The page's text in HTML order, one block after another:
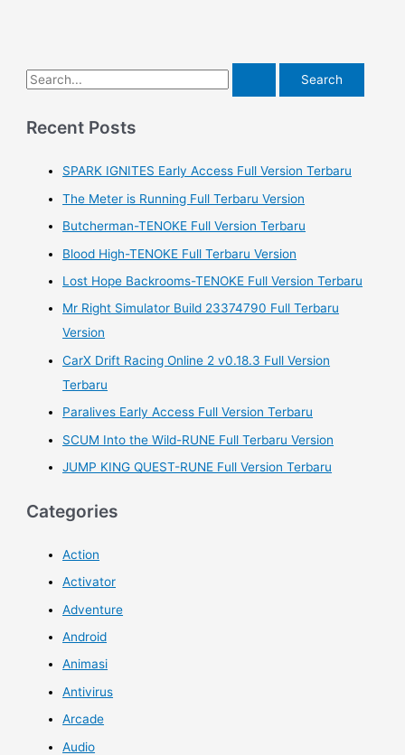
S
a
Recent Posts
SPARK IGNITES Early Access Full Version Terbaru
The Meter is Running Full Terbaru Version
Butcherman-TENOKE Full Version Terbaru
Blood High-TENOKE Full Terbaru Version
Lost Hope Backrooms-TENOKE Full Version Terbaru
Mr Right Simulator Build 23374790 Full Terbaru
Version
CarX Drift Racing Online 2 v0.18.3 Full Version
Terbaru
Paralives Early Access Full Version Terbaru
SCUM Into the Wild-RUNE Full Terbaru Version
JUMP KING QUEST-RUNE Full Version Terbaru
Categories
Action
Activator
Adventure
Android
Animasi
Antivirus
Arcade
Audio